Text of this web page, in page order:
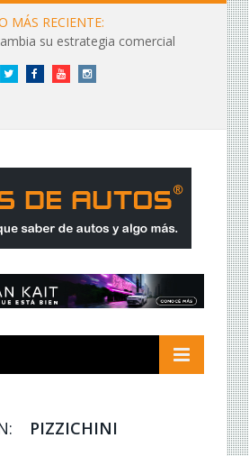
MÁS RECIENTE:
su estrategia comercial
Twitter FacebookYouTubeInstagram
PIZZICHINI